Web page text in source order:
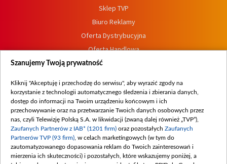
Sklep TVP
Biuro Reklamy
Oferta Dystrybucyjna
Oferta Handlowa
Dostępność
Procedura zgłoszeń wewnętrznych
Szanujemy Twoją prywatność
Kliknij "Akceptuję i przechodzę do serwisu", aby wyrazić zgody na
korzystanie z technologii automatycznego śledzenia i zbierania danych,
dostęp do informacji na Twoim urządzeniu końcowym i ich
przechowywanie oraz na przetwarzanie Twoich danych osobowych przez
nas, czyli Telewizję Polską S.A. w likwidacji (zwaną dalej również „TVP”),
Zaufanych Partnerów z IAB* (1201 firm) oraz pozostałych Zaufanych
Partnerów TVP (93 firm) , w celach marketingowych (w tym do
zautomatyzowanego dopasowania reklam do Twoich zainteresowań i
mierzenia ich skuteczności) i pozostałych, które wskazujemy poniżej, a